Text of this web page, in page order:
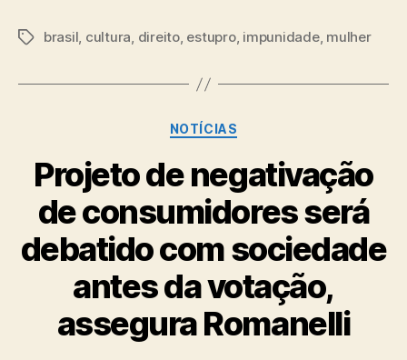
Tagsbrasil, cultura, direito, estupro, impunidade, mulher
Categorias
NOTÍCIAS
Projeto de negativação
de consumidores será
debatido com sociedade
antes da votação,
assegura Romanelli